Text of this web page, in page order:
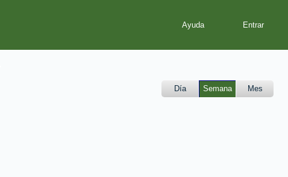
Ayuda
Día Semana Mes